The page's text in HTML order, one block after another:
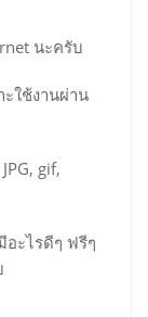
นะครับ
ะใช้งานผ่าน
gif,
ะไรดีๆ ฟรีๆ